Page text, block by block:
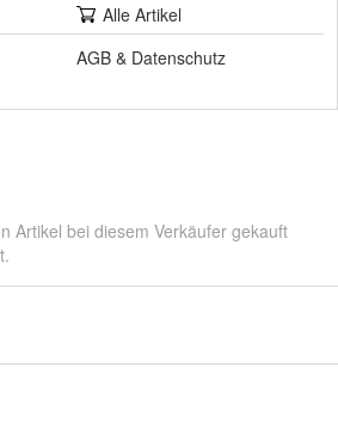
Alle Artikel
AGB & Datenschutz
Artikel bei diesem Verkäufer gekauft